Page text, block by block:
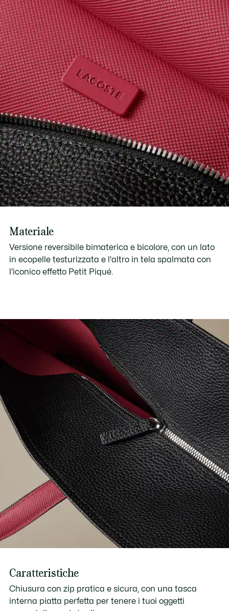
Materiale
Versione reversibile bimaterica e bicolore, con un lato
in ecopelle testurizzata e l'altro in tela spalmata con
l'iconico effetto Petit Piqué.
Caratteristiche
Chiusura con zip pratica e sicura, con una tasca
interna piatta perfetta per tenere i tuoi oggetti